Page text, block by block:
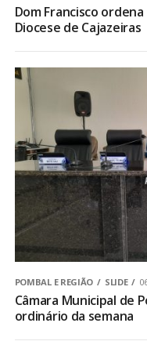
Dom Francisco
Diocese de Cajazeiras
POMBAL E REGIÃO SLIDE
Câmara Municipal de
ordinário da semana